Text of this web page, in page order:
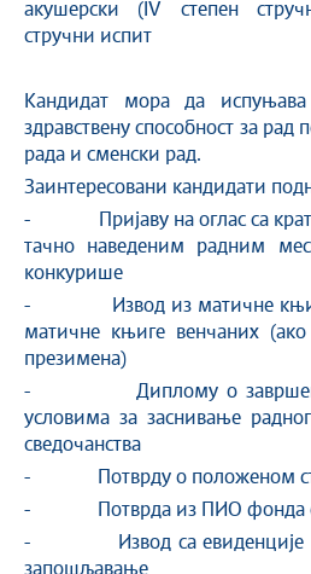
акушерски (IV степен
стручни испит
Kандидат мора да
здравствену способност за
рада и сменски рад.
Заинтересовани кандидати
- Пријаву на оглас са
тачно наведеним радним
конкурише
- Извод из матичне књиге
мaтичне књиге венчаних
презимена)
- Диплому о завршеној
условима за заснивање
сведочанства
- Потврду о положеном
- Потврда из ПИО фонда о
- Извод са евиденције
запошљавање